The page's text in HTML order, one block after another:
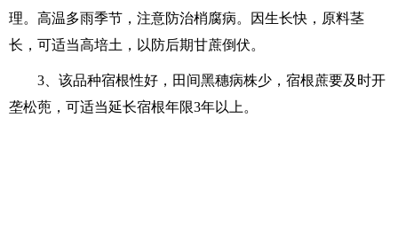
理。高温多雨季节，注意防治梢腐病。
因生长快，原料茎
长，可适当高培土，以防后期甘蔗倒伏。
3、该品种宿根性好，田间黑穗病株少，宿根蔗要及时开
垄松蔸，可适当延长宿根年限3年以上。